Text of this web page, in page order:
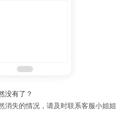
没有了？
消失的情况，请及时联系客服小姐姐